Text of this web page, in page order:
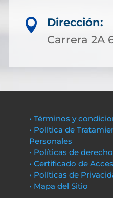

Dirección:
Carrera 2A
• Términos y
• Política de
Personales
• Políticas de
• Certificado de
• Políticas de
• Mapa del Sitio